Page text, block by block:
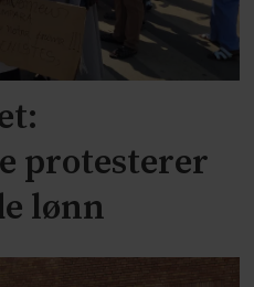
protesterer
lønn